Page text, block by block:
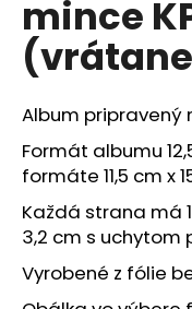
mince
Album pripravený
Formát albumu
formáte 11,5 cm x
Každá strana má
3,2 cm s
Vyrobené z fólie
á
j
s
ť
?